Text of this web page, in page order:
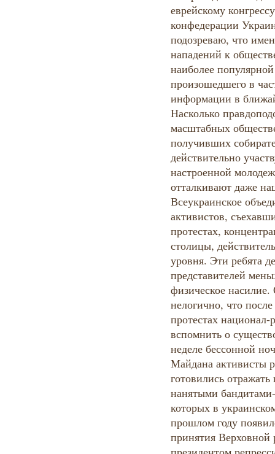
еврейскому
конфедерации
подозреваю, что
нападений к
наиболее
произошедшего в
информации в
Насколько
масштабных
получивших
действительно
настроенной
отталкивают даже
Всеукраинское
активистов,
протестах,
столицы,
уровня. Эти ребята
представителей
физическое
нелогично, что
протестах
вспомнить о
неделе бессонной
Майдана активисты
готовились
нанятыми
которых в
прошлом году
принятия Верховной